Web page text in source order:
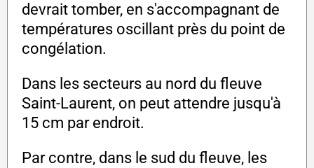
devrait tomber, en s'accompagnant de
températures oscillant près du point de
congélation.
Dans les secteurs au nord du fleuve
Saint-Laurent, on peut attendre jusqu'à
15 cm par endroit.
Par contre, dans le sud du fleuve, les